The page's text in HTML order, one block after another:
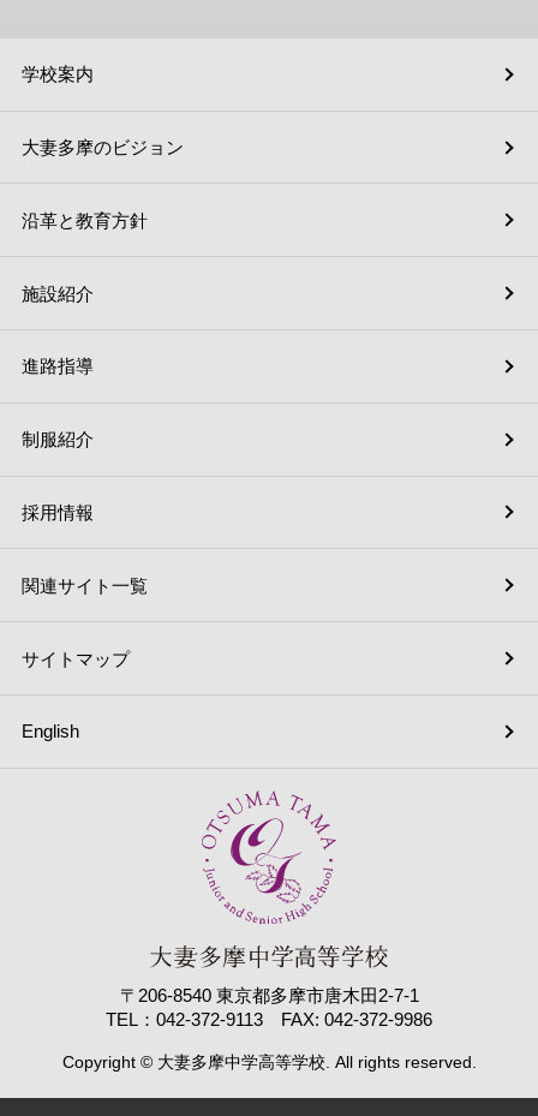
学校案内
施設紹介
採用情報
English
大妻多摩のビジョン
進路指導
関連サイト一覧
沿革と教育方針
制服紹介
サイトマップ
〒206-8540 東京都多摩市唐木田2-7-1
TEL：042-372-9113 FAX: 042-372-9986
Copyright © 大妻多摩中学高等学校. All rights reserved.